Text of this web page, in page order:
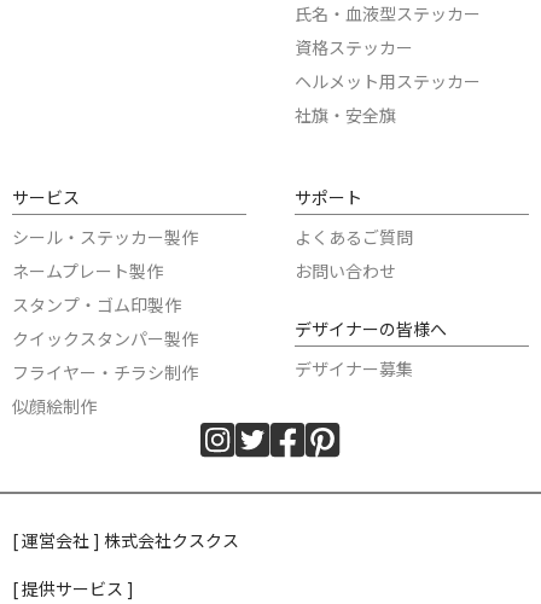
氏名・血液型ステッカー
資格ステッカー
ヘルメット用ステッカー
社旗・安全旗
サービス
シール・ステッカー製作
ネームプレート製作
スタンプ・ゴム印製作
クイックスタンパー製作
フライヤー・チラシ制作
似顔絵制作
サポート
よくあるご質問
お問い合わせ
デザイナーの皆様へ
デザイナー募集
[ 運営会社 ] 株式会社クスクス
[ 提供サービス ]